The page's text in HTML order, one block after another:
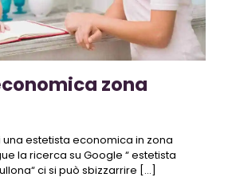
zona
estetista economica in zona
la ricerca su Google “ estetista
ci si può sbizzarrire […]